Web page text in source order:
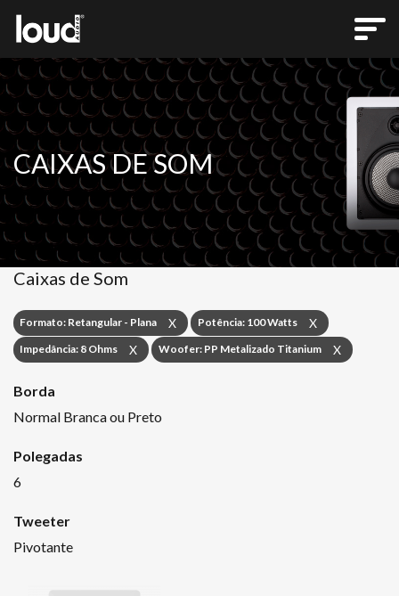
CAIXAS DE SOM
Caixas de Som
Formato: Retangular - Plana X Potência: 100 Watts X
Impedância: 8 Ohms X Woofer: PP Metalizado Titanium X
Borda
Normal Branca ou Preto
Polegadas
6
Tweeter
Pivotante